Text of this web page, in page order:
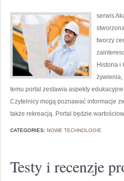
serwis
tworzy
Historia i
żywienia,
temu portal zestawia aspekty
Czytelnicy mogą poznawać informacje
także rekreacją. Portal będzie
CATEGORIES: NOWE TECHNOLOGIE
Testy i recenzje